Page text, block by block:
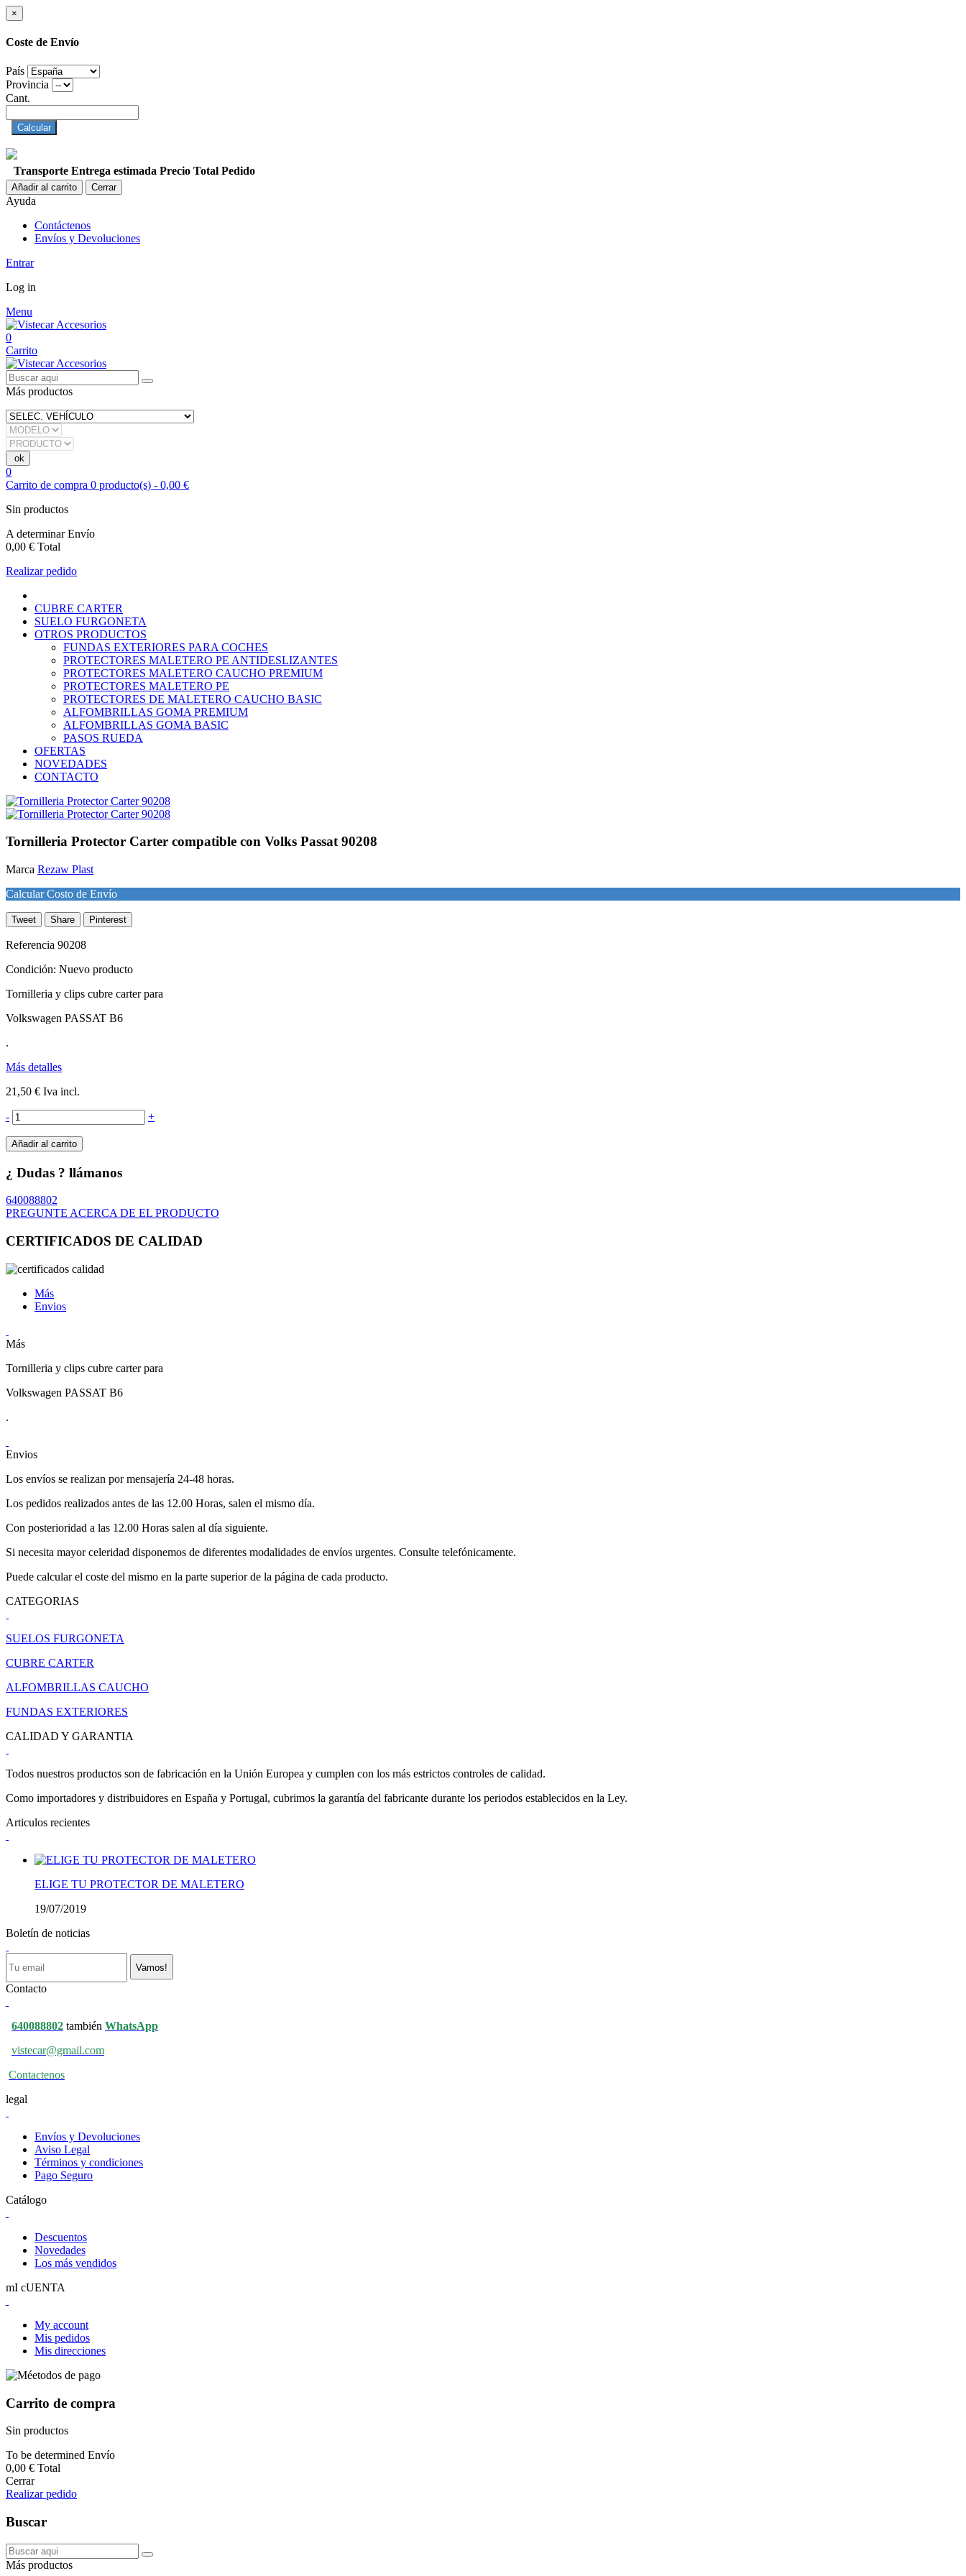
×
Coste de Envío
País
Provincia
Cant.
Calcular
Transporte Entrega estimada Precio Total Pedido
Añadir al carrito Cerrar
Ayuda
Contáctenos
Envíos y Devoluciones
Entrar
Log in
Menu
0
Carrito
Más productos
0
Carrito de compra 0 producto(s) - 0,00 €
Sin productos
A determinarEnvío
0,00 € Total
Realizar pedido
CUBRE CARTER
SUELO FURGONETA
OTROS PRODUCTOS
FUNDAS EXTERIORES PARA COCHES
PROTECTORES MALETERO PE ANTIDESLIZANTES
PROTECTORES MALETERO CAUCHO PREMIUM
PROTECTORES MALETERO PE
PROTECTORES DE MALETERO CAUCHO BASIC
ALFOMBRILLAS GOMA PREMIUM
ALFOMBRILLAS GOMA BASIC
PASOS RUEDA
OFERTAS
NOVEDADES
CONTACTO
Tornilleria Protector Carter compatible con Volks Passat 90208
Marca Rezaw Plast
Calcular Costo de Envío
Tweet Share Pinterest
Referencia 90208
Condición: Nuevo producto
Tornilleria y clips cubre carter para
Volkswagen PASSAT B6
.
Más detalles
21,50 € Iva incl.
- +
Añadir al carrito
¿ Dudas ? llámanos
640088802
PREGUNTE ACERCA DE EL PRODUCTO
CERTIFICADOS DE CALIDAD
Más
Envios
Más
Tornilleria y clips cubre carter para
Volkswagen PASSAT B6
.
Envios
Los envíos se realizan por mensajería 24-48 horas.
Los pedidos realizados antes de las 12.00 Horas, salen el mismo día.
Con posterioridad a las 12.00 Horas salen al día siguiente.
Si necesita mayor celeridad disponemos de diferentes modalidades de envíos urgentes. Consulte telefónicamente.
Puede calcular el coste del mismo en la parte superior de la página de cada producto.
CATEGORIAS
SUELOS FURGONETA
CUBRE CARTER
ALFOMBRILLAS CAUCHO
FUNDAS EXTERIORES
CALIDAD Y GARANTIA
Todos nuestros productos son de fabricación en la Unión Europea y cumplen con los más estrictos controles de calidad.
Como importadores y distribuidores en España y Portugal, cubrimos la garantía del fabricante durante los periodos establecidos en la Ley.
Articulos recientes
ELIGE TU PROTECTOR DE MALETERO
19/07/2019
Boletín de noticias
Vamos!
Contacto
640088802 también WhatsApp
vistecar@gmail.com
Contactenos
legal
Envíos y Devoluciones
Aviso Legal
Términos y condiciones
Pago Seguro
Catálogo
Descuentos
Novedades
Los más vendidos
mI cUENTA
My account
Mis pedidos
Mis direcciones
Carrito de compra
Sin productos
To be determined Envío
0,00 € Total
Cerrar
Realizar pedido
Buscar
Más productos